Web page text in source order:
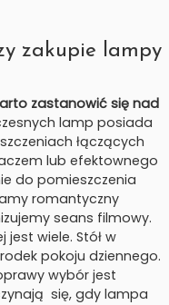
zakupie lampy
zastanowić się nad
lamp posiada
łączących
lub efektownego
do pomieszczenia
romantyczny
seans filmowy.
wiele. Stół w
pokoju dziennego.
wybór jest
się, gdy lampa